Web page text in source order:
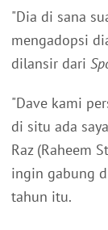
"Dia di sana
mengadopsi
dilansir dari
"Dave kami
di situ ada
Raz (Raheem
ingin gabung
tahun itu.